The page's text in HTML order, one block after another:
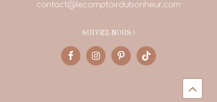
contact@lecomptoirdubonheur.com
SUIVEZ-NOUS !